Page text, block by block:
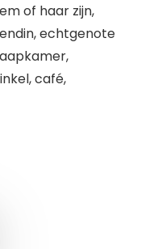
of haar zijn,
echtgenote
café,